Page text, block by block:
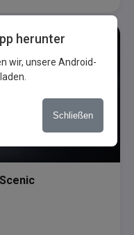
herunter
wir, unsere Android-
Schließen